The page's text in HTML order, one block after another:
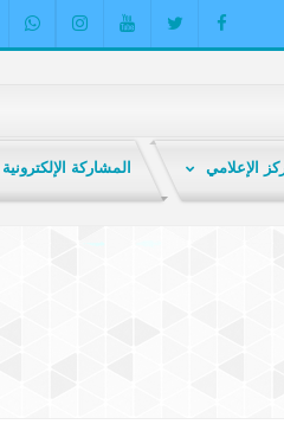
الإعلامي المشاركة الإلكترونية